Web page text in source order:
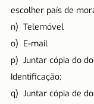
escolher país de
n)  Telemóvel
o)  E-mail
p)  Juntar cópia do
Identificação;
q)  Juntar cópia de